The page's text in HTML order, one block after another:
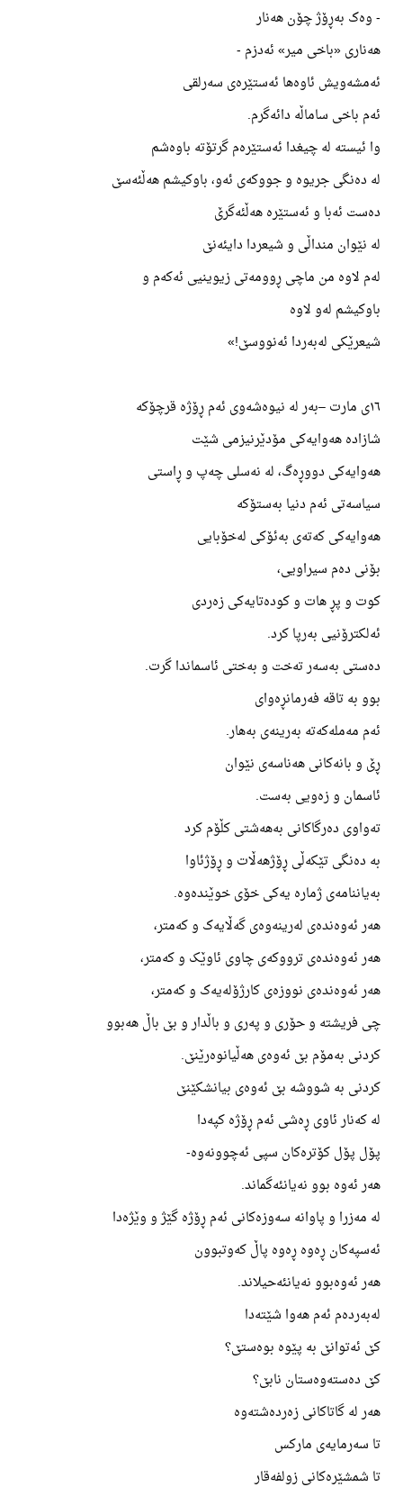
- وەک بەڕۆژ چۆن هەنار
هەناری «باخی میر» ئەدزم -
ئەمشەویش ئاوەها ئەستێرەی سەرلقی
ئەم باخی ساماڵە دائەگرم.
وا ئیستە لە چیغدا ئەستێرەم گرتۆتە باوەشم
لە دەنگی جریوە و جووکەی ئەو، باوکیشم هەڵئەسێ
دەست ئەبا و ئەستێرە هەڵئەگرێ
لە نێوان منداڵی و شیعردا دایئەنێ
لەم لاوە من ماچی ڕوومەتی زیوینیی ئەکەم و
باوکیشم لەو لاوە
شیعرێکی لەبەردا ئەنووسێ!»
١٦ی مارت –بەر لە نیوەشەوی ئەم ڕۆژە قرچۆکە
شازادە هەوایەکی مۆدێرنیزمی شێت
هەوایەکی دووڕەگ، لە نەسلی چەپ و ڕاستی
سیاسەتی ئەم دنیا بەستۆکە
هەوایەکی کەتەی بەئۆکی لەخۆبایی
بۆنی دەم سیراویی،
کوت و پڕ هات و کودەتایەکی زەردی
ئەلکترۆنیی بەرپا کرد.
دەستی بەسەر تەخت و بەختی ئاسماندا گرت.
بوو بە تاقە فەرمانڕەوای
ئەم مەملەکەتە بەرینەی بەهار.
ڕێ و بانەکانی هەناسەی نێوان
ئاسمان و زەویی بەست.
تەواوی دەرگاکانی بەهەشتی کڵۆم کرد
بە دەنگی تێکەڵی ڕۆژهەڵات و ڕۆژئاوا
بەیاننامەی ژمارە یەکی خۆی خوێندەوە.
هەر ئەوەندەی لەرینەوەی گەڵایەک و کەمتر،
هەر ئەوەندەی ترووکەی چاوی ئاوێک و کەمتر،
هەر ئەوەندەی نووزەی کارژۆلەیەک و کەمتر،
چی فریشتە و حۆری و پەری و باڵدار و بێ باڵ هەبوو
کردنی بەمۆم بێ ئەوەی هەڵیانوەرێنێ.
کردنی بە شووشە بێ ئەوەی بیانشکێنێ
لە کەنار ئاوی ڕەشی ئەم ڕۆژە کپەدا
پۆل پۆل کۆترەکان سپی ئەچوونەوە-
هەر ئەوە بوو نەیانئەگماند.
لە مەزرا و پاوانە سەوزەکانی ئەم ڕۆژە گێژ و وێژەدا
ئەسپەکان ڕەوە ڕەوە پاڵ کەوتبوون
هەر ئەوەبوو نەیانئەحیلاند.
لەبەردەم ئەم هەوا شێتەدا
کێ ئەتوانێ بە پێوە بوەستێ؟
کێ دەستەوەستان نابێ؟
هەر لە گاتاکانی زەردەشتەوە
تا سەرمایەی مارکس
تا شمشێرەکانی زولفەقار